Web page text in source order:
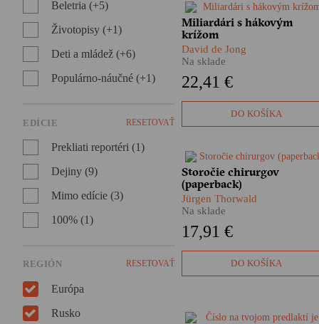
Beletria (+5)
Životopisy (+1)
Deti a mládež (+6)
Populárno-náučné (+1)
EDÍCIE RESETOVAŤ
Prekliati reportéri (1)
Dejiny (9)
Mimo edície (3)
100% (1)
REGIÓN RESETOVAŤ
Európa
Rusko
​Kúpite si letenku. Uzavriete
životnú poistku. Nasadnete do
auta. Uvaríte si puding. Možno
o tom ani neviete, no aj pri
môžete prísť do kontaktu so
rozmach vďaka spolupráci s
Miliardári s hákovým
krížom
David de Jong
Na sklade
22,41 €
DO KOŠÍKA
Aj chirurgia má svoje dejiny.
Pestré a úchvatné. Čo
predchádzalo prvému ostrému
zárezu skalpelom do živej
rozpráva nemecký spisovateľ
fascinujúcej knihe.
Storočie chirurgov
(paperback)
Jürgen Thorwald
Na sklade
17,91 €
DO KOŠÍKA